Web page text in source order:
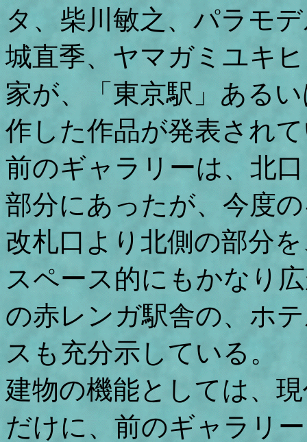
タ、柴川敏之、パラモ
城直季、ヤマガミユキ
家が、「東京駅」ある
作した作品が発表され
前のギャラリーは、北
部分にあったが、今度
改札口より北側の部分
スペース的にもかなり
の赤レンガ駅舎の、ホ
スも充分示している。
建物の機能としては、
だけに、前のギャラリ